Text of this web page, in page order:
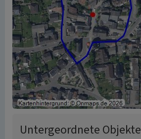
Untergeordnete Objekte